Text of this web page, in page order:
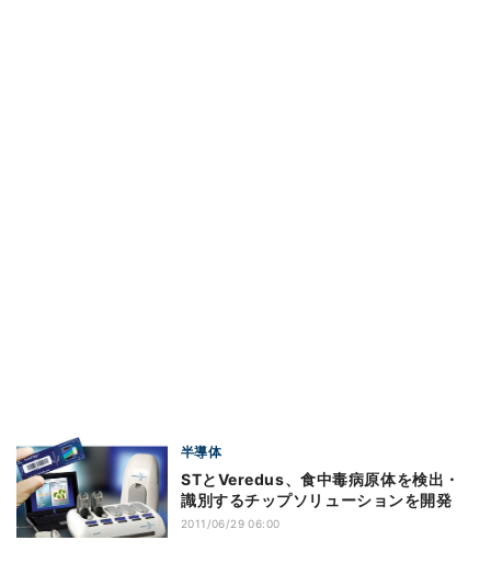
半導体
STとVeredus、食中毒病原体を検出・
識別するチップソリューションを開発
2011/06/29 06:00